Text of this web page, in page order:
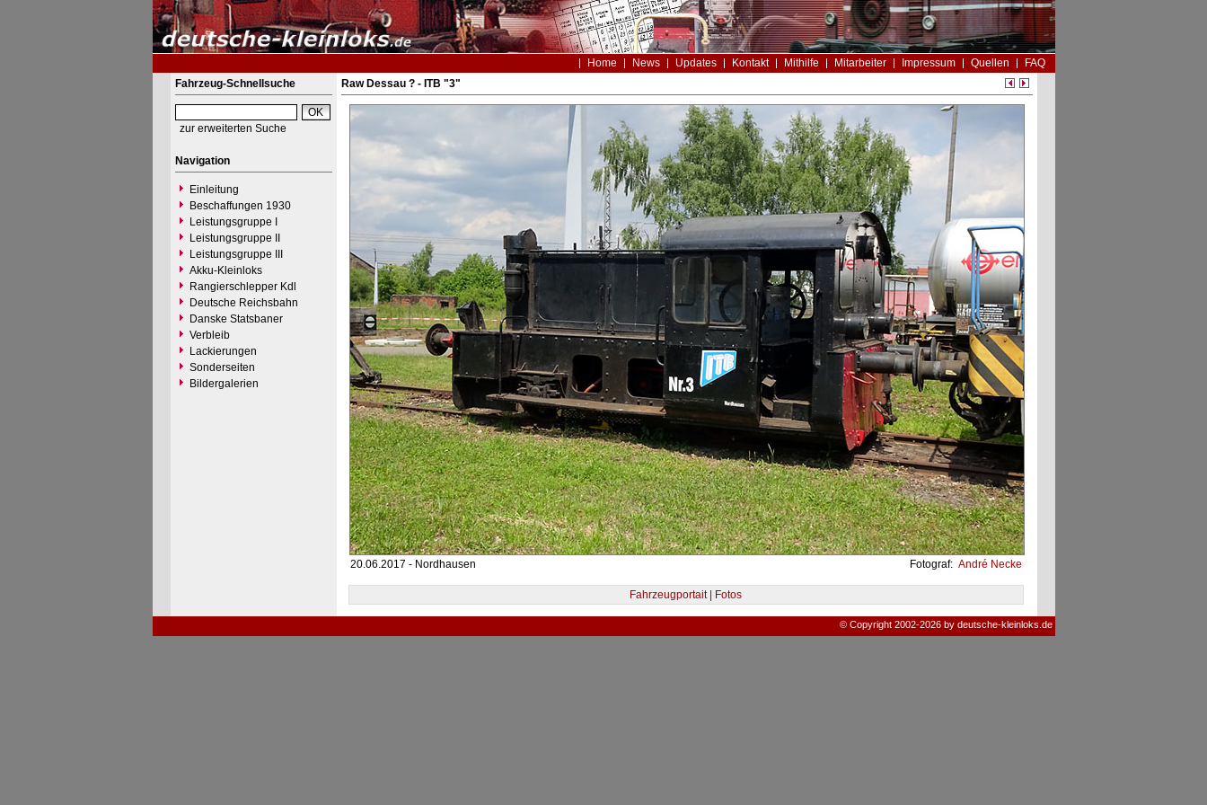
Home News Updates Kontakt Mithilfe Mitarbeiter Impressum Quellen
FAQ
Fahrzeug-Schnellsuche
zur erweiterten Suche
Navigation
Einleitung
Beschaffungen 1930
Leistungsgruppe I
Leistungsgruppe II
Leistungsgruppe III
Akku-Kleinloks
Rangierschlepper Kdl
Deutsche Reichsbahn
Danske Statsbaner
Verbleib
Lackierungen
Sonderseiten
Bildergalerien
Raw Dessau ? - ITB "3"
20.06.2017 - Nordhausen Fotograf: André Necke
Fahrzeugportait | Fotos
© Copyright 2002-2026 by deutsche-kleinloks.de